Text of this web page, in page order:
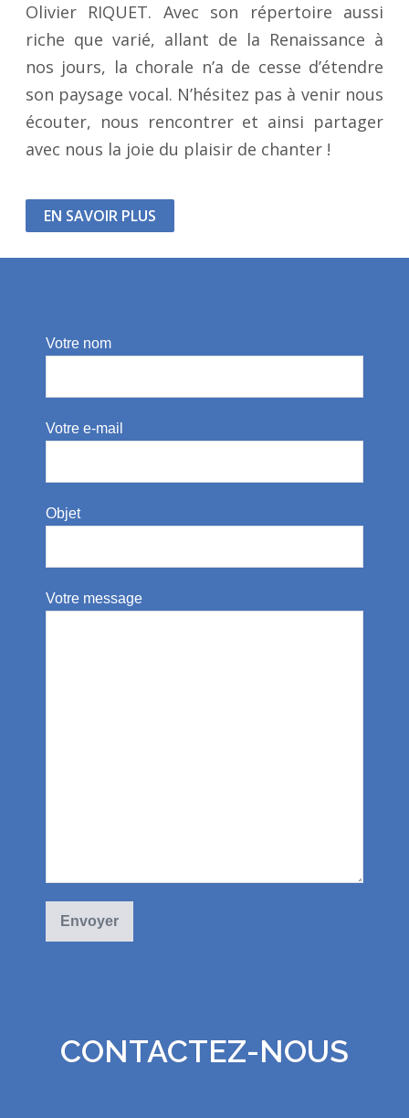
Olivier RIQUET. Avec son répertoire aussi
riche que varié, allant de la Renaissance à
nos jours, la chorale n’a de cesse d’étendre
son paysage vocal. N’hésitez pas à venir nous
écouter, nous rencontrer et ainsi partager
avec nous la joie du plaisir de chanter !
EN SAVOIR PLUS
Votre nom
Votre e-mail
Objet
Votre message
CONTACTEZ-NOUS